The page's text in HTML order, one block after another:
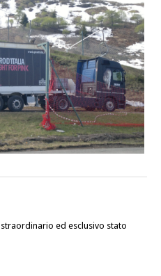
ed esclusivo stato